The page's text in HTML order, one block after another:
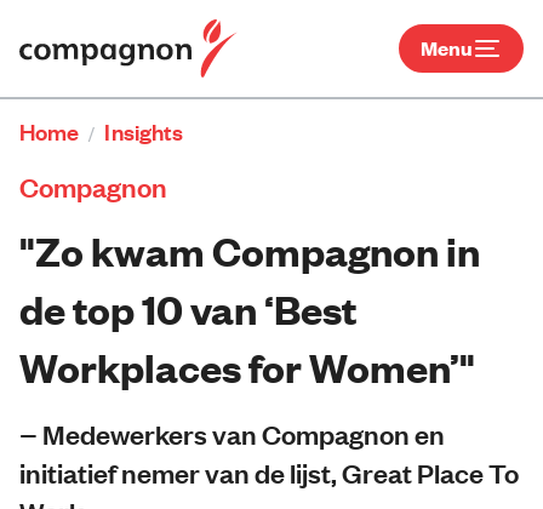
Menu
Home / Insights
Compagnon
"Zo kwam Compagnon in
de top 10 van ‘Best
Workplaces for Women’"
− Medewerkers van Compagnon en
initiatief nemer van de lijst, Great Place To